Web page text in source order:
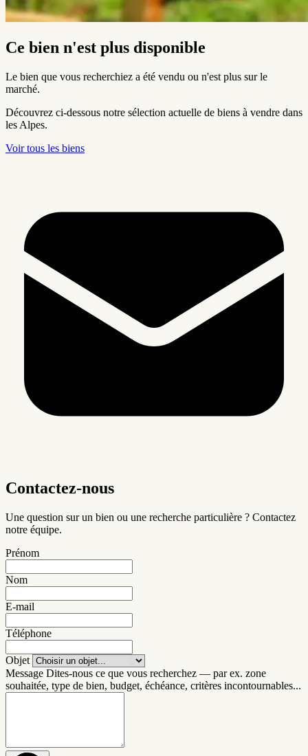
Ce bien n'est plus disponible
Le bien que vous recherchiez a été vendu ou n'est plus sur le
marché.
Découvrez ci-dessous notre sélection actuelle de biens à vendre dans
les Alpes.
Voir tous les biens
Contactez-nous
Une question sur un bien ou une recherche particulière ? Contactez
notre équipe.
Prénom
Nom
E-mail
Téléphone
Objet
Message Dites-nous ce que vous recherchez — par ex. zone
souhaitée, type de bien, budget, échéance, critères incontournables...